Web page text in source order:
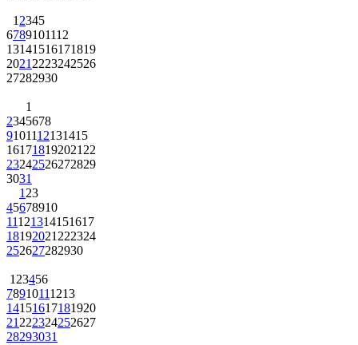
1 2345
6789101112
13141516171819
2021 2223242526
27282930
1
2345678
9101112131415
161718192021 22
23242526272829
3031
1 23
45678910
11121314151617
18192021 222324
252627282930
1 23456
78910111213
14151617181920
21 222324252627
28293031